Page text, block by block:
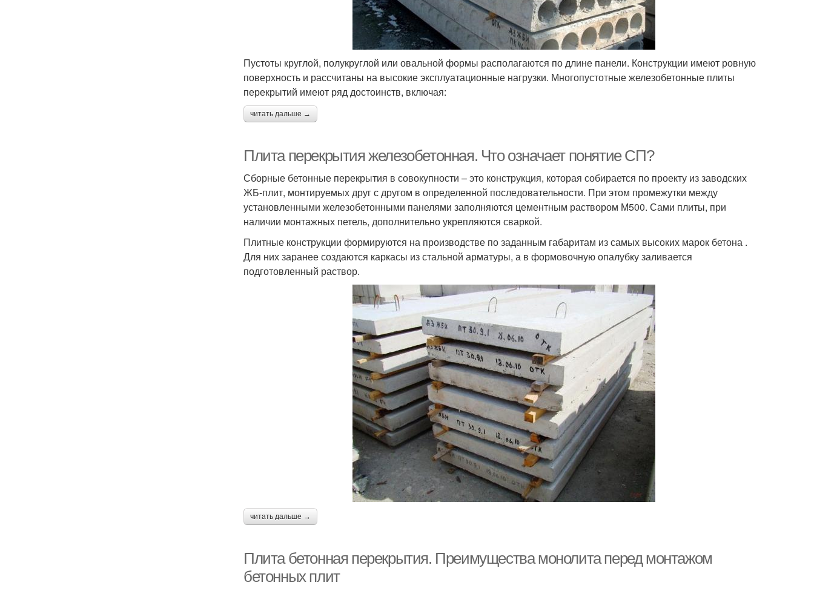
Пустоты круглой, полукруглой или овальной формы располагаются по длине панели. Конструкции имеют ровную
поверхность и рассчитаны на высокие эксплуатационные нагрузки. Многопустотные железобетонные плиты
перекрытий имеют ряд достоинств, включая:
читать дальше →
Плита перекрытия железобетонная. Что означает понятие СП?
Сборные бетонные перекрытия в совокупности – это конструкция, которая собирается по проекту из заводских
ЖБ-плит, монтируемых друг с другом в определенной последовательности. При этом промежутки между
установленными железобетонными панелями заполняются цементным раствором М500. Сами плиты, при
наличии монтажных петель, дополнительно укрепляются сваркой.
Плитные конструкции формируются на производстве по заданным габаритам из самых высоких марок бетона .
Для них заранее создаются каркасы из стальной арматуры, а в формовочную опалубку заливается
подготовленный раствор.
читать дальше →
Плита бетонная перекрытия. Преимущества монолита перед монтажом
бетонных плит